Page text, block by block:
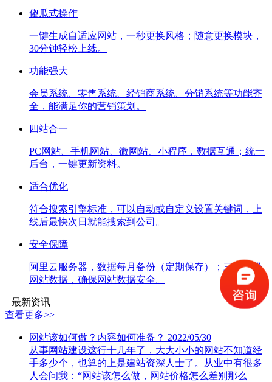
傻瓜式操作
一键生成自适应网站，一秒更换风格；随意更换模块，
30分钟轻松上线。
功能强大
会员系统、零售系统、经销商系统、分销系统等功能齐
全，能满足你的营销策划。
四站合一
PC网站、手机网站、微网站、小程序，数据互通；统一
后台，一键更新资料。
适合优化
符合搜索引擎标准，可以自动或自定义设置关键词，上
线后最快次日就能搜索到公司。
安全保障
阿里云服务器，数据每月备份（定期保存）；三处备份
网站数据，确保网站数据安全。
+最新资讯
查看更多>>
网站该如何做？内容如何准备？ 2022/05/30
从事网站建设这行十几年了，大大小小的网站不知道经
手多少个，也算的上是建站资深人士了。从业中有很多
人会问我：“网站该怎么做，网站价格怎么差别那么